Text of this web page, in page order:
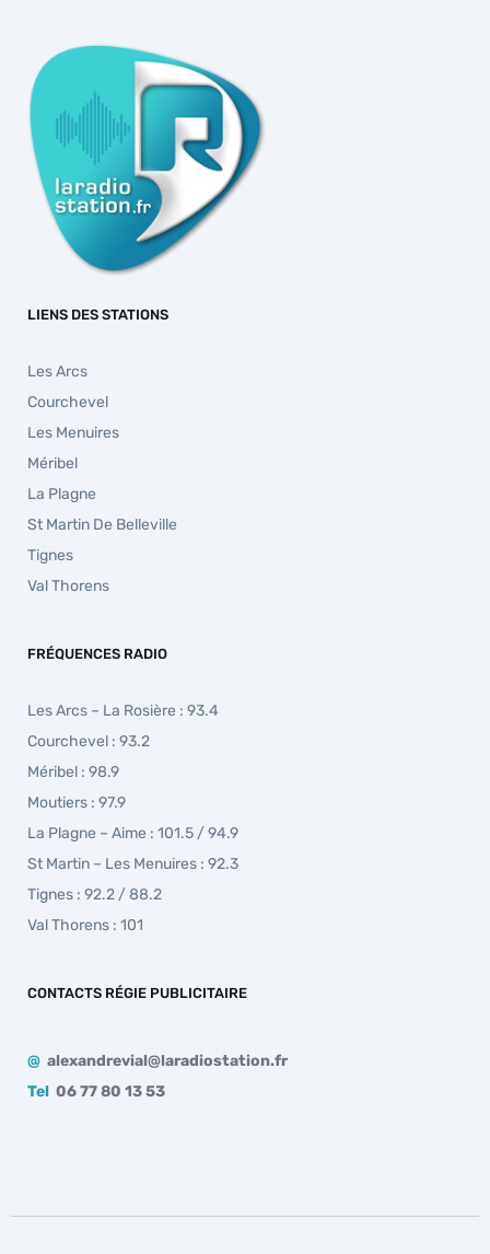
LIENS DES STATIONS
Les Arcs
Courchevel
Les Menuires
Méribel
La Plagne
St Martin De Belleville
Tignes
Val Thorens
FRÉQUENCES RADIO
Les Arcs – La Rosière : 93.4
Courchevel : 93.2
Méribel : 98.9
Moutiers : 97.9
La Plagne – Aime : 101.5 / 94.9
St Martin – Les Menuires : 92.3
Tignes : 92.2 / 88.2
Val Thorens : 101
CONTACTS RÉGIE PUBLICITAIRE
@ alexandrevial@laradiostation.fr
Tel 06 77 80 13 53